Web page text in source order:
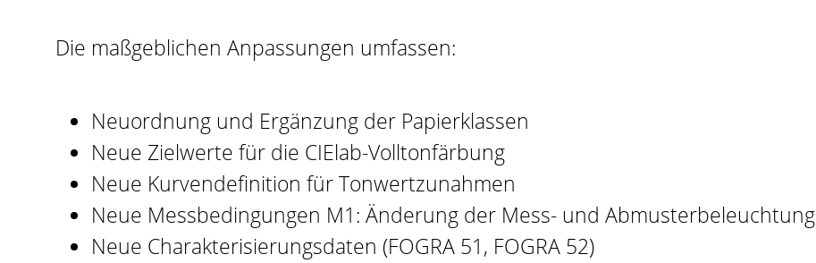
Die maßgeblichen Anpassungen umfassen:
Neuordnung und Ergänzung der Papierklassen
Neue Zielwerte für die CIElab-Volltonfärbung
Neue Kurvendefinition für Tonwertzunahmen
Neue Messbedingungen M1: Änderung der Mess- und Abmusterbeleuchtung
Neue Charakterisierungsdaten (FOGRA 51, FOGRA 52)